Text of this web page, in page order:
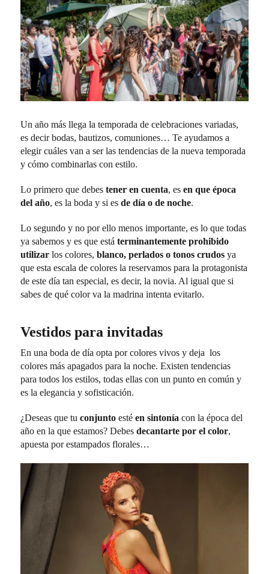
Un año más llega la temporada de celebraciones variadas,
es decir bodas, bautizos, comuniones… Te ayudamos a
elegir cuáles van a ser las tendencias de la nueva temporada
y cómo combinarlas con estilo.
Lo primero que debestener en cuenta, esen que época
del año, es la boda y si esde día o de noche.
Lo segundo y no por ello menos importante, es lo que todas
ya sabemos y es que estáterminantemente prohibido
utilizar los colores, blanco, perlados o tonos crudos ya
que esta escala de colores la reservamos para la protagonista
de este día tan especial, es decir, la novia. Al igual que si
sabes de qué color va la madrina intenta evitarlo.
Vestidos para invitadas
En una boda de día opta por colores vivos y deja los
colores más apagados para la noche. Existen tendencias
para todos los estilos, todas ellas con un punto en común y
es la elegancia y sofisticación.
¿Deseas que tuconjunto estéen sintonía con la época del
año en la que estamos? Debesdecantarte por el color,
apuesta por estampados florales…